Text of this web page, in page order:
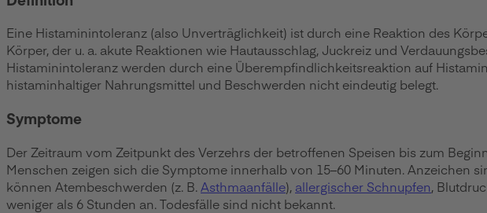
Eine Histaminintoleranz (also Unverträglichkeit) ist durch eine Reaktion des
Körper, der u. a. akute Reaktionen wie Hautausschlag, Juckreiz und
Histaminintoleranz werden durch eine Überempfindlichkeitsreaktion auf
histaminhaltiger Nahrungsmittel und Beschwerden nicht eindeutig belegt.
Symptome
Der Zeitraum vom Zeitpunkt des Verzehrs der betroffenen Speisen bis zum
Menschen zeigen sich die Symptome innerhalb von 15–60 Minuten. Anzeichen
können Atembeschwerden (z. B. Asthmaanfälle), allergischer Schnupfen,
weniger als 6 Stunden an. Todesfälle sind nicht bekannt.